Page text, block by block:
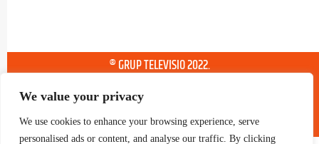
We value your privacy
We use cookies to enhance your browsing experience, serve
personalised ads or content, and analyse our traffic. By clicking
® GRUP TELEVISIO 2022.
TOTS ELS DRETS RESERVATS